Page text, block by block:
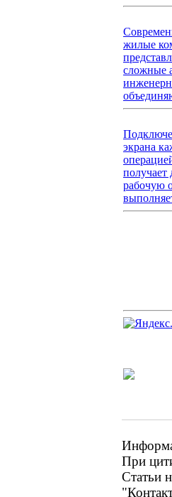
жилые
сложные
экрана
рабочую
При
Статьи